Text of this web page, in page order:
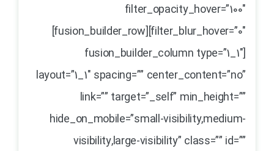
filter_opacity_hover=”100″
filter_blur_hover=”0″][fusion_builder_row]
[fusion_builder_column type=”1_1″
layout=”1_1″ spacing=”” center_content=”no”
link=”” target=”_self” min_height=””
hide_on_mobile=”small-visibility,medium-
visibility,large-visibility” class=”” id=””